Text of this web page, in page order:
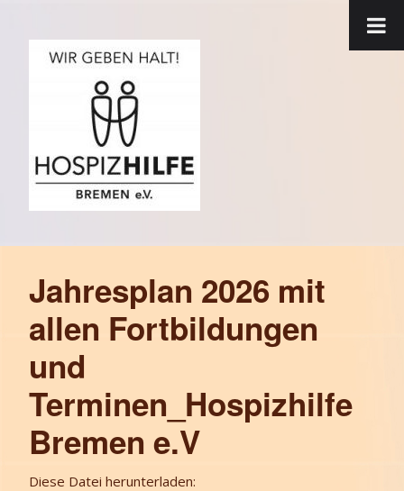
Jahresplan 2026 mit
allen Fortbildungen
und
Terminen_Hospizhilfe
Bremen e.V
Diese Datei herunterladen: